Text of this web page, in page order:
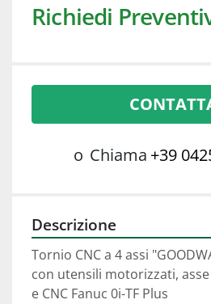
Richiedi
o Chiama +39
Descrizione
Tornio CNC a 4 assi
con utensili motorizzati, asse
e CNC Fanuc 0i-TF Plus